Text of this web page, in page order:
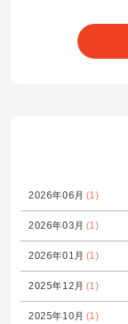
2026年06月 (1)
2026年03月 (1)
2026年01月 (1)
2025年12月 (1)
2025年10月 (1)